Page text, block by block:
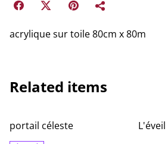
acrylique sur toile 80cm x 80m
Related items
portail céleste L'éveil